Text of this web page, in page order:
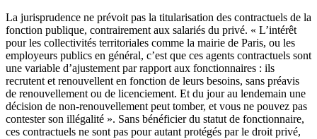
La jurisprudence ne prévoit pas la titularisation des contractuels de la
fonction publique, contrairement aux salariés du privé. « L’intérêt
pour les collectivités territoriales comme la mairie de Paris, ou les
employeurs publics en général, c’est que ces agents contractuels sont
une variable d’ajustement par rapport aux fonctionnaires : ils
recrutent et renouvellent en fonction de leurs besoins, sans préavis
de renouvellement ou de licenciement. Et du jour au lendemain une
décision de non-renouvellement peut tomber, et vous ne pouvez pas
contester son illégalité ». Sans bénéficier du statut de fonctionnaire,
ces contractuels ne sont pas pour autant protégés par le droit privé,